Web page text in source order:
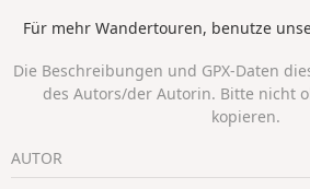
Statue von Urban II. besichtigen.
Für mehr Wandertouren, benutze
Die Beschreibungen und GPX-Daten
des Autors/der Autorin. Bitte nicht
kopieren.
AUTOR